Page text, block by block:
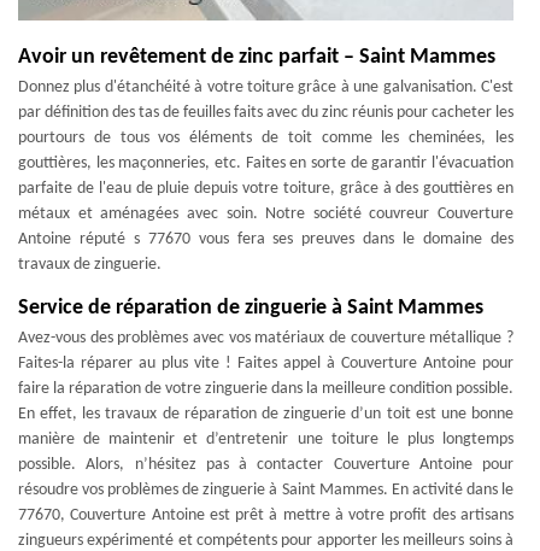
Avoir un revêtement de zinc parfait – Saint Mammes
Donnez plus d'étanchéité à votre toiture grâce à une galvanisation. C'est
par définition des tas de feuilles faits avec du zinc réunis pour cacheter les
pourtours de tous vos éléments de toit comme les cheminées, les
gouttières, les maçonneries, etc. Faites en sorte de garantir l'évacuation
parfaite de l'eau de pluie depuis votre toiture, grâce à des gouttières en
métaux et aménagées avec soin. Notre société couvreur Couverture
Antoine réputé s 77670 vous fera ses preuves dans le domaine des
travaux de zinguerie.
Service de réparation de zinguerie à Saint Mammes
Avez-vous des problèmes avec vos matériaux de couverture métallique ?
Faites-la réparer au plus vite ! Faites appel à Couverture Antoine pour
faire la réparation de votre zinguerie dans la meilleure condition possible.
En effet, les travaux de réparation de zinguerie d’un toit est une bonne
manière de maintenir et d’entretenir une toiture le plus longtemps
possible. Alors, n’hésitez pas à contacter Couverture Antoine pour
résoudre vos problèmes de zinguerie à Saint Mammes. En activité dans le
77670, Couverture Antoine est prêt à mettre à votre profit des artisans
zingueurs expérimenté et compétents pour apporter les meilleurs soins à